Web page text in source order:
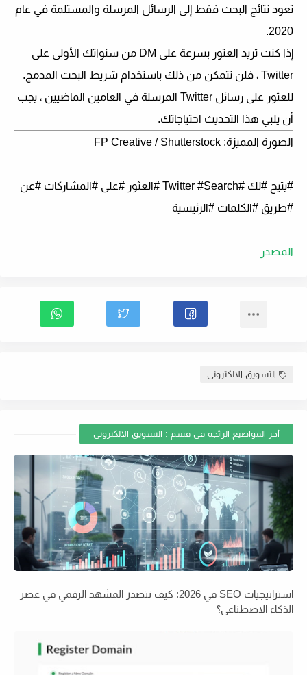
تعود نتائج البحث فقط إلى الرسائل المرسلة والمستلمة في عام
2020.
إذا كنت تريد العثور بسرعة على DM من سنواتك الأولى على
Twitter ، فلن تتمكن من ذلك باستخدام شريط البحث المدمج.
للعثور على رسائل Twitter المرسلة في العامين الماضيين ، يجب
أن يلبي هذا التحديث احتياجاتك.
الصورة المميزة: FP Creative / Shutterstock
#يتيح #لك #Twitter #Search #العثور #على #المشاركات #عن
#طريق #الكلمات #الرئيسية
المصدر
التسويق الالكترونى
أخر المواضيع الرائجة في قسم : التسويق الالكترونى
استراتيجيات SEO في 2026: كيف تتصدر المشهد الرقمي في عصر
الذكاء الاصطناعي؟